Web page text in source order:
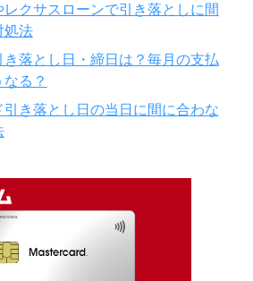
レクサスローンで引き落としに間
処法
落とし日・締日は？毎月の支払
る？
引き落とし日の当日に間に合わな